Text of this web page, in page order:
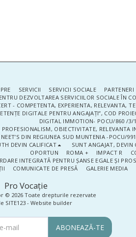
Pro Vocaţie
© 2026 Toate drepturile rezervate
SITE123- Website builder
SERVICII SERVICII SOCIALE
DEZVOLTAREA SERVICIILOR SOCIALE ÎN
- COMPETENTA, EXPERIENTA, RELEVANTA,
DIGITALE PENTRU ANGAJAȚI”, COD
DIGITAL IMMOTION- POCU/860 /3/
PROFESIONALISM, OBIECTIVITATE, RELEVANTA
DIN REGIUNEA SUD MUNTENIA -POCU/
DEVIN CALIFICAT
SUNT ANGAJAT, DEVIN
OPORTUN
ROMA + IMPACT R
INTEGRATĂ PENTRU ȘANSE EGALE ȘI
COMUNICATE DE PRESĂ GALERIE MEDIA
ABONEAZĂ-TE